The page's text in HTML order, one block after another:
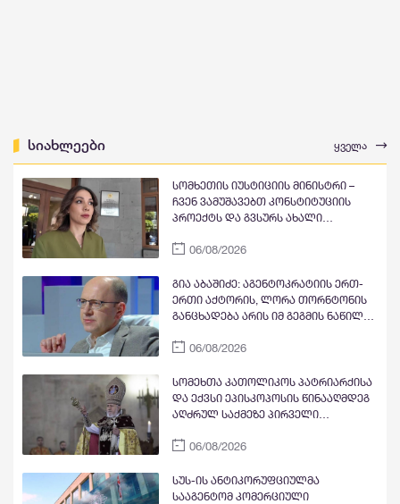
სიახლეები ყველა
სომხეთის იუსტიციის მინისტრი –
ჩვენ ვამუშავებთ კონსტიტუციის
პროექტს და გვსურს ახალი
გვექნება თუ არა ახალი
მოსახლეობა გადაწყვეტს
06/08/2026
გია აბაშიძე: აგენტოკრატიის ერთ-
ერთი აქტორის, ლორა თორნტონის
განცხადება არის იმ გეგმის ნაწილი,
დააზიანონ საქართველოს იმიჯი,
მრავალწახნაგოვან საბოტაჟს
იძიებს სუს-ი
06/08/2026
სომეხთა კათოლიკოს პატრიარქისა
და ექვსი ეპისკოპოსის წინააღმდეგ
აღძრულ საქმეზე პირველი
გაიმართება, რომელსაც თავად
ეპისკოპოსები დაესწრებიან
06/08/2026
სუს-ის ანტიკორუფციულმა
სააგენტომ კომერციული